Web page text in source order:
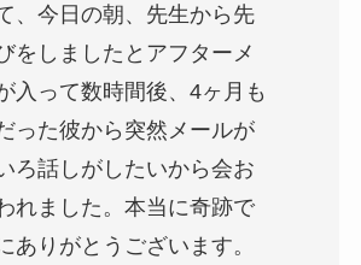
、今日の朝、先生から先
をしましたとアフターメ
入って数時間後、4ヶ月も
った彼から突然メールが
ろ話しがしたいから会お
れました。本当に奇跡で
ありがとうございます。